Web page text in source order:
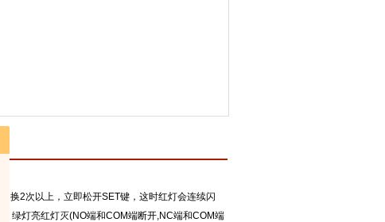
换2次以上，立即松开SET键，这时红灯会连续闪
绿灯亮红灯灭(NO端和COM端断开,NC端和COM端